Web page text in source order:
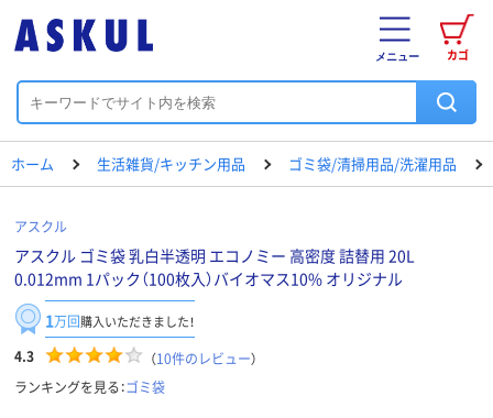
カゴ
メニュー
ホーム 生活雑貨/キッチン用品 ゴミ袋/清掃用品/洗濯用品
アスクル
アスクル ゴミ袋 乳白半透明 エコノミー 高密度 詰替用 20L
0.012mm 1パック（100枚入）バイオマス10% オリジナル
1万回購入いただきました！
4.3 （10件のレビュー）
ランキングを見る：ゴミ袋